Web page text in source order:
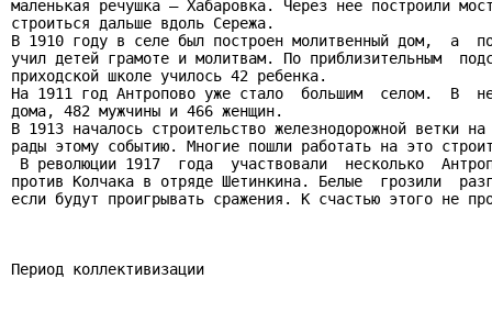
маленькая речушка – Хабаровка. Через нее построили
строиться дальше вдоль Сережа.
В 1910 году в селе был построен молитвенный дом,  а
учил детей грамоте и молитвам. По приблизительным
приходской школе училось 42 ребенка.
На 1911 год Антропово уже стало  большим  селом.  В
дома, 482 мужчины и 466 женщин.
В 1913 началось строительство железнодорожной ветки
рады этому событию. Многие пошли работать на это
В революции 1917  года  участвовали  несколько
против Колчака в отряде Шетинкина. Белые  грозили
если будут проигрывать сражения. К счастью этого не
Период коллективизации